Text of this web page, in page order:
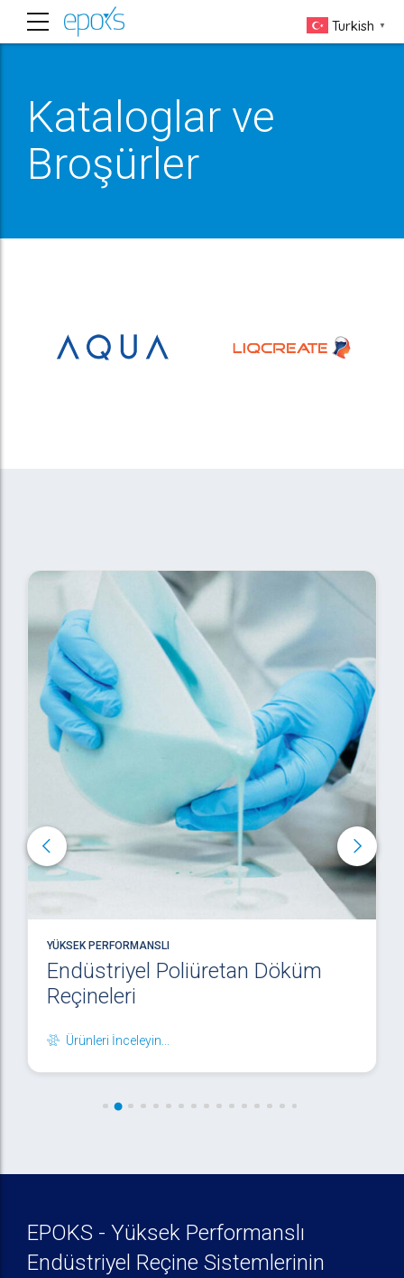
Kataloglar ve
Broşürler
YÜKSEK PERFORMANSLI
Endüstriyel Poliüretan Döküm
Reçineleri
Ürünleri İnceleyin...
EPOKS - Yüksek Performanslı
Endüstriyel Reçine Sistemlerinin
Turkish ▼